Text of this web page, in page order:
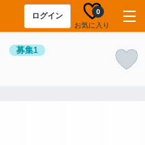
ログイン
お気に入り
0
募集1